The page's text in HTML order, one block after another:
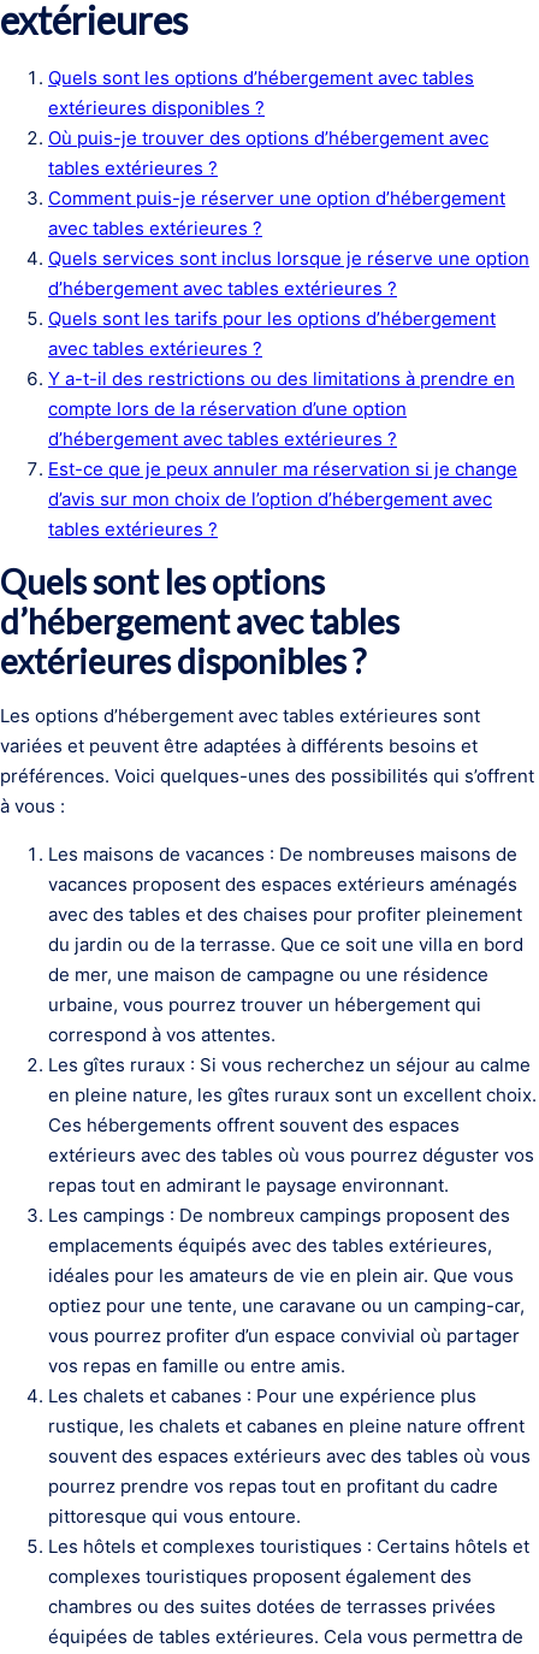
extérieures
Quels sont les options d’hébergement avec tables
extérieures disponibles ?
Où puis-je trouver des options d’hébergement avec
tables extérieures ?
Comment puis-je réserver une option d’hébergement
avec tables extérieures ?
Quels services sont inclus lorsque je réserve une option
d’hébergement avec tables extérieures ?
Quels sont les tarifs pour les options d’hébergement
avec tables extérieures ?
Y a-t-il des restrictions ou des limitations à prendre en
compte lors de la réservation d’une option
d’hébergement avec tables extérieures ?
Est-ce que je peux annuler ma réservation si je change
d’avis sur mon choix de l’option d’hébergement avec
tables extérieures ?
Quels sont les options
d’hébergement avec tables
extérieures disponibles ?
Les options d’hébergement avec tables extérieures sont
variées et peuvent être adaptées à différents besoins et
préférences. Voici quelques-unes des possibilités qui s’offrent
à vous :
Les maisons de vacances : De nombreuses maisons de
vacances proposent des espaces extérieurs aménagés
avec des tables et des chaises pour profiter pleinement
du jardin ou de la terrasse. Que ce soit une villa en bord
de mer, une maison de campagne ou une résidence
urbaine, vous pourrez trouver un hébergement qui
correspond à vos attentes.
Les gîtes ruraux : Si vous recherchez un séjour au calme
en pleine nature, les gîtes ruraux sont un excellent choix.
Ces hébergements offrent souvent des espaces
extérieurs avec des tables où vous pourrez déguster vos
repas tout en admirant le paysage environnant.
Les campings : De nombreux campings proposent des
emplacements équipés avec des tables extérieures,
idéales pour les amateurs de vie en plein air. Que vous
optiez pour une tente, une caravane ou un camping-car,
vous pourrez profiter d’un espace convivial où partager
vos repas en famille ou entre amis.
Les chalets et cabanes : Pour une expérience plus
rustique, les chalets et cabanes en pleine nature offrent
souvent des espaces extérieurs avec des tables où vous
pourrez prendre vos repas tout en profitant du cadre
pittoresque qui vous entoure.
Les hôtels et complexes touristiques : Certains hôtels et
complexes touristiques proposent également des
chambres ou des suites dotées de terrasses privées
équipées de tables extérieures. Cela vous permettra de